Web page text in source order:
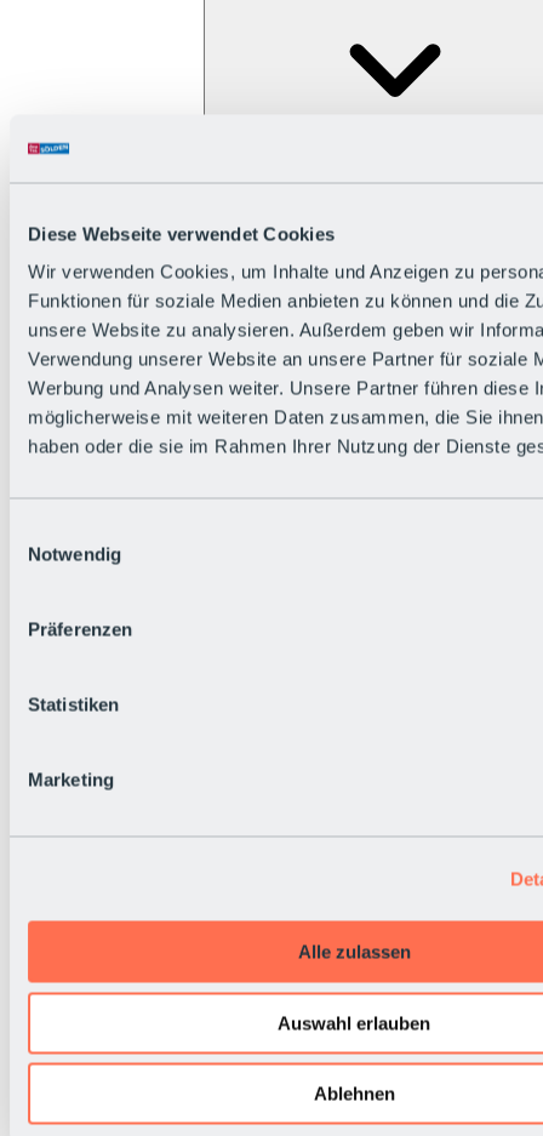
Diese Webseite verwendet Cookies
Wir verwenden Cookies, um Inhalte und Anzeigen zu
Funktionen für soziale Medien anbieten zu können und die
unsere Website zu analysieren. Außerdem geben wir
Verwendung unserer Website an unsere Partner für soziale
Werbung und Analysen weiter. Unsere Partner führen diese
möglicherweise mit weiteren Daten zusammen, die Sie
haben oder die sie im Rahmen Ihrer Nutzung der Dienste
Notwendig
Präferenzen
Statistiken
Marketing
Alle zulassen
Auswahl erlauben
Ablehnen
Bürger:in werden
Bikepark-Rules
Bikepark-Partnerschaften
Nachhaltigkeit in der BRS
Bikepark & Tickets
Zurück